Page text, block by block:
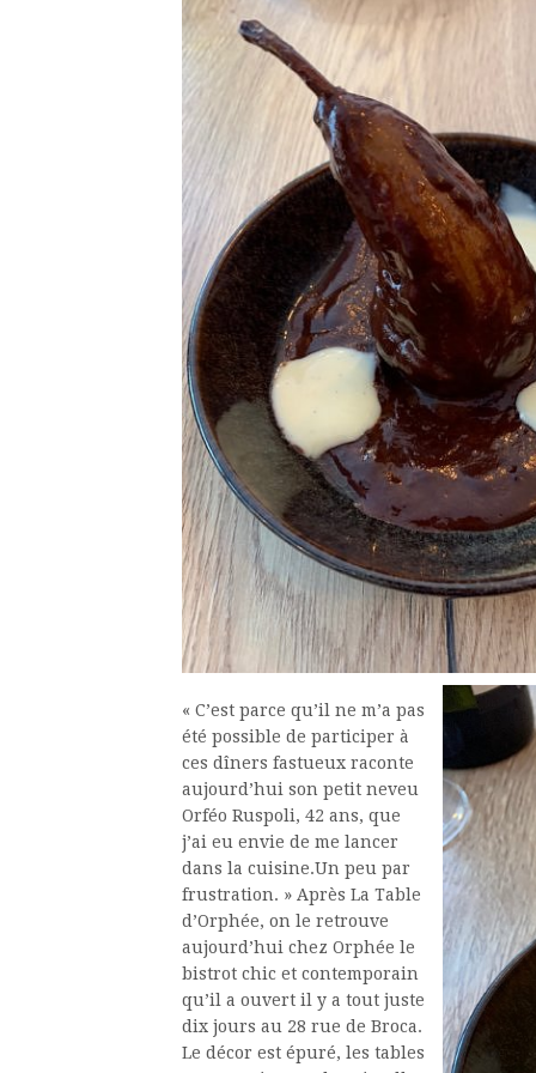
« C’est parce qu’il ne m’a pas
été possible de participer à
ces dîners fastueux raconte
aujourd’hui son petit neveu
Orféo Ruspoli, 42 ans, que
j’ai eu envie de me lancer
dans la cuisine.Un peu par
frustration. » Après La Table
d’Orphée, on le retrouve
aujourd’hui chez Orphée le
bistrot chic et contemporain
qu’il a ouvert il y a tout juste
dix jours au 28 rue de Broca.
Le décor est épuré, les tables